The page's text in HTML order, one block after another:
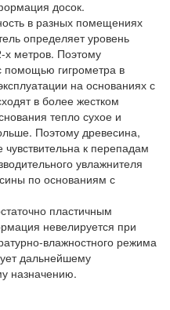
досок.
в разных помещениях
определяет уровень
х метров. Поэтому
помощью гигрометра в
на основаниях с
в более жестком
тепло сухое и
Поэтому древесина,
к перепадам
увлажнителя
по основаниям с
пластичным
невелируется при
влажностного режима
дальнейшему
назначению.